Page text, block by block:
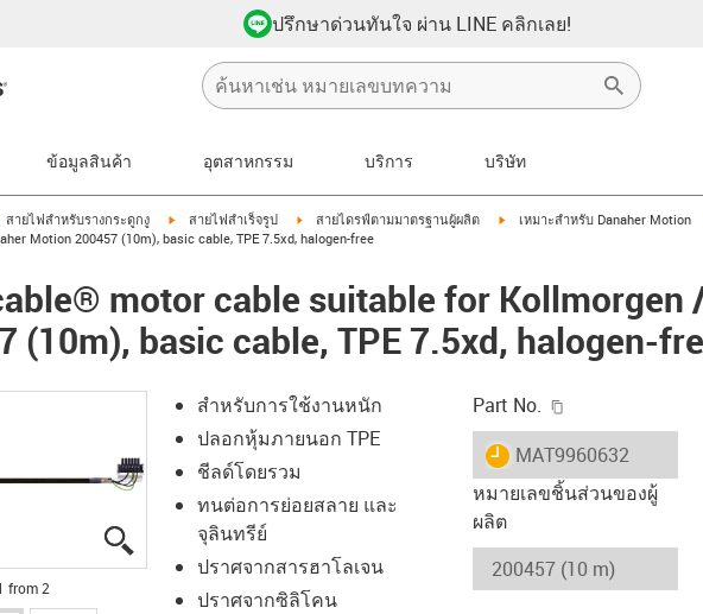
ปรึกษาด่วนทันใจ ผ่าน LINE คลิกเลย!
ข้อมูลสินค้า อุตสาหกรรม บริการ บริษัท
igus-icon-arrow-right
สายไฟสำหรับรางกระดูกงู igus-icon-arrow-right
สายไฟสำเร็จรูป igus-icon-arrow-right
สายไดรฟ์ตามมาตรฐานผู้ผลิต igus-icon-arrow-right
เหมาะสำหรับ Danaher Motion
Motion 200457 (10m), basic cable, TPE 7.5xd, halogen-free
motor cable suitable for Kollmorgen
(10m), basic cable, TPE 7.5xd, halogen-
igus-icon-lupe
igus-icon-lupe
from 2
สำหรับการใช้งานหนัก
ปลอกหุ้มภายนอก TPE
ชีลด์โดยรวม
ทนต่อการย่อยสลาย และ
จุลินทรีย์
ปราศจากสารฮาโลเจน
ปราศจากซิลิโคน
Part No.
igus-icon-lieferzeit
MAT9960632
หมายเลขชิ้นส่วนของผู้
ผลิต